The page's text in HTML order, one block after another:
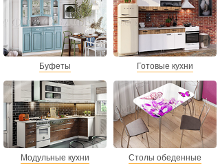
Буфеты Готовые кухни
Модульные кухни Столы обеденные